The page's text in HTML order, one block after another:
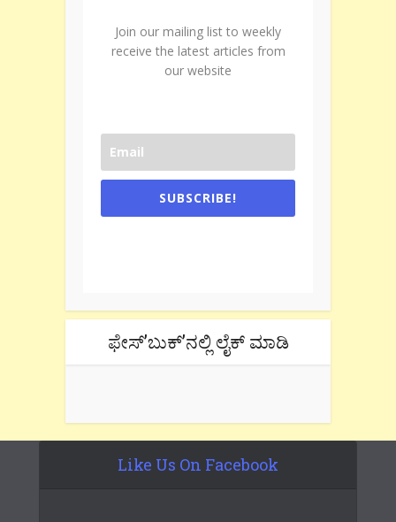
Join our mailing list to weekly
receive the latest articles from
our website
SUBSCRIBE!
ಫೇಸ್’ಬುಕ್’ನಲ್ಲಿ ಲೈಕ್ ಮಾಡಿ
Like Us On Facebook